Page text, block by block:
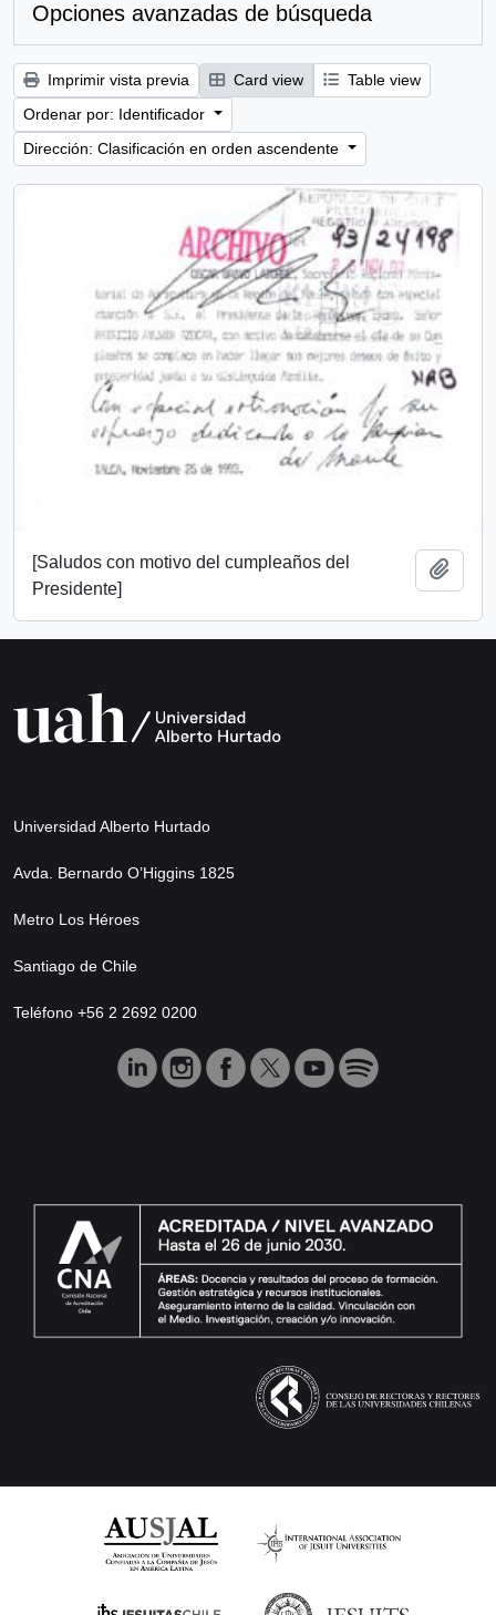
Opciones avanzadas de búsqueda
Imprimir vista previa Card view
Table view
Ordenar por: Identificador
Dirección: Clasificación en orden ascendente
[Saludos con motivo del cumpleaños del
Presidente]
Universidad Alberto Hurtado
Avda. Bernardo O’Higgins 1825
Metro Los Héroes
Santiago de Chile
Teléfono +56 2 2692 0200